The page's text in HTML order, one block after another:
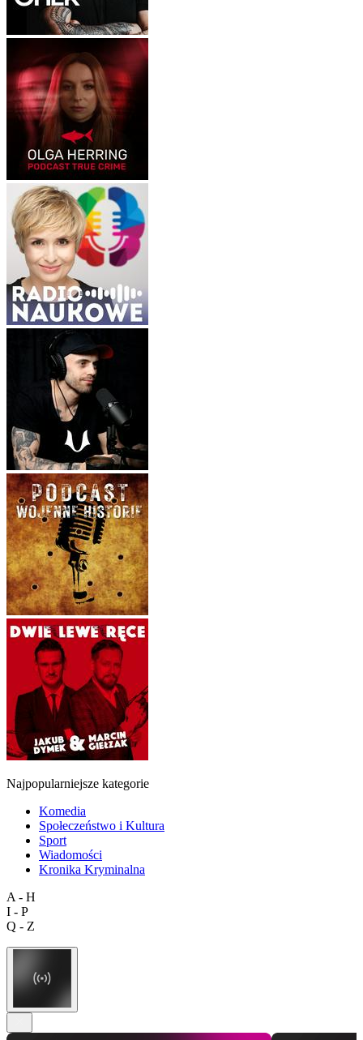
Najpopularniejsze kategorie
Komedia
Społeczeństwo i Kultura
Sport
Wiadomości
Kronika Kryminalna
A - H
I - P
Q - Z